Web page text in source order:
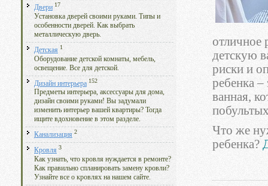
Двери 17
Установка дверей своими руками. Типы и
особенности дверей. Как выбрать
металлическую дверь.
Детская 1
Оборудование детской комнаты, мебель,
освещение. Все для детской.
Дизайн интерьера 152
Предметы интерьера, аксессуары для дома,
дизайн своими руками! Вы задумали
изменить интерьер вашей квартиры? Тогда
ищите вдохновение в этом разделе.
Канализация 2
Кровля 3
Как узнать, что кровля нуждается в ремонте?
Как правильно спланировать замену кровли?
Узнайте все о кровлях на нашем сайте.
отличное
детскую
риски и
ребенка –
ванная,
Что же
ребенка?